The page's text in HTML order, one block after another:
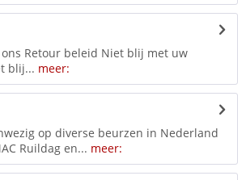
Retour beleid Niet blij met uw
blij... meer:
op diverse beurzen in Nederland
Ruildag en... meer: